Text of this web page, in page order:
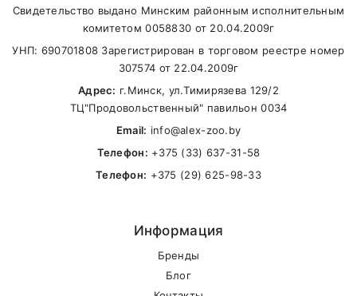
В другие города Беларуси
Свидетельство выдано Минским районным исполнительным
комитетом 0058830 от 20.04.2009г
УНП: 690701808 Зарегистрирован в торговом реестре номер
307574 от 22.04.2009г
Адрес: г.Минск, ул.Тимирязева 129/2
ТЦ"Продовольственный" павильон 0034
Email: info@alex-zoo.by
Телефон: +375 (33) 637-31-58
Телефон: +375 (29) 625-98-33
Информация
Бренды
Блог